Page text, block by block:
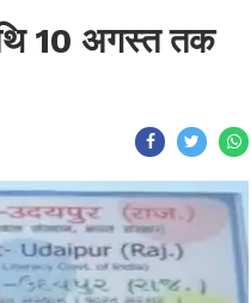
10 अगस्त तक